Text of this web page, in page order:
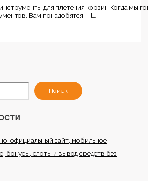
для плетения корзин Когда мы
Вам понадобятся: - […]
Поиск
официальный сайт, мобильное
бонусы, слоты и вывод средств без